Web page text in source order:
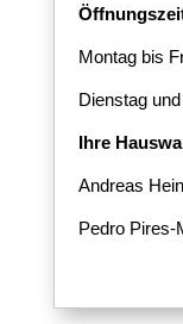
Montag bis
Dienstag
Ihre
Andreas
Pedro Pires-